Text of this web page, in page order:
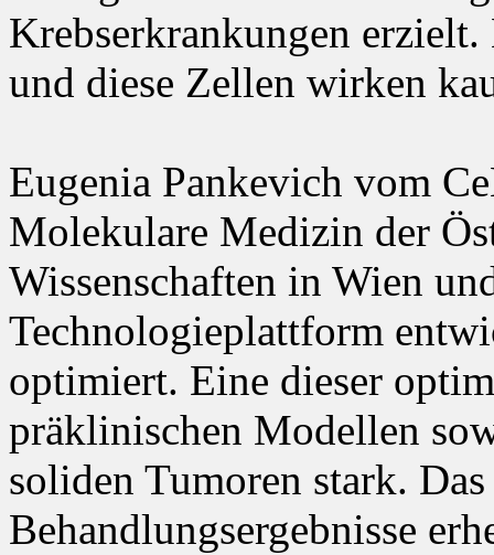
Krebserkrankungen
und diese Zellen wirken
Eugenia Pankevich vom
Molekulare Medizin der
Wissenschaften in Wien
Technologieplattform
optimiert. Eine dieser
präklinischen Modellen
soliden Tumoren stark.
Behandlungsergebnisse